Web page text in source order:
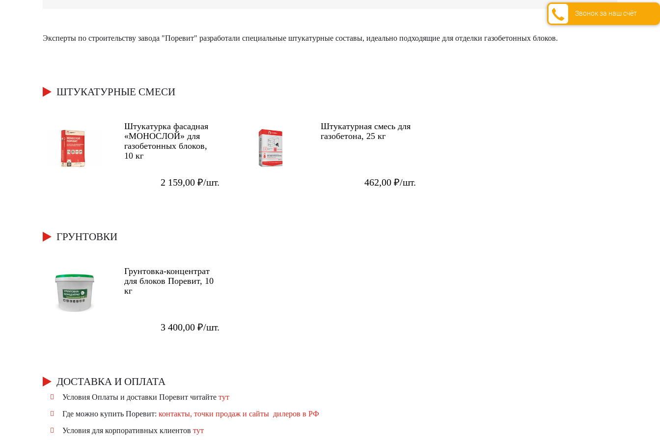
Эксперты по строительству завода "Поревит" разработали специальные штукатурные составы, идеально подходящие для отделки газобетонных блоков.
ШТУКАТУРНЫЕ СМЕСИ
Штукатурка фасадная
«МОНОСЛОЙ» для
газобетонных блоков,
10 кг
2 159,00 ₽/шт.
Штукатурная смесь для
газобетона, 25 кг
462,00 ₽/шт.
ГРУНТОВКИ
Грунтовка-концентрат
для блоков Поревит, 10
кг
3 400,00 ₽/шт.
ДОСТАВКА И ОПЛАТА
Условия Оплаты и доставки Поревит читайте тут
Где можно купить Поревит: контакты, точки продаж и сайты дилеров в РФ
Условия для корпоративных клиентов тут
Звонок за наш счёт